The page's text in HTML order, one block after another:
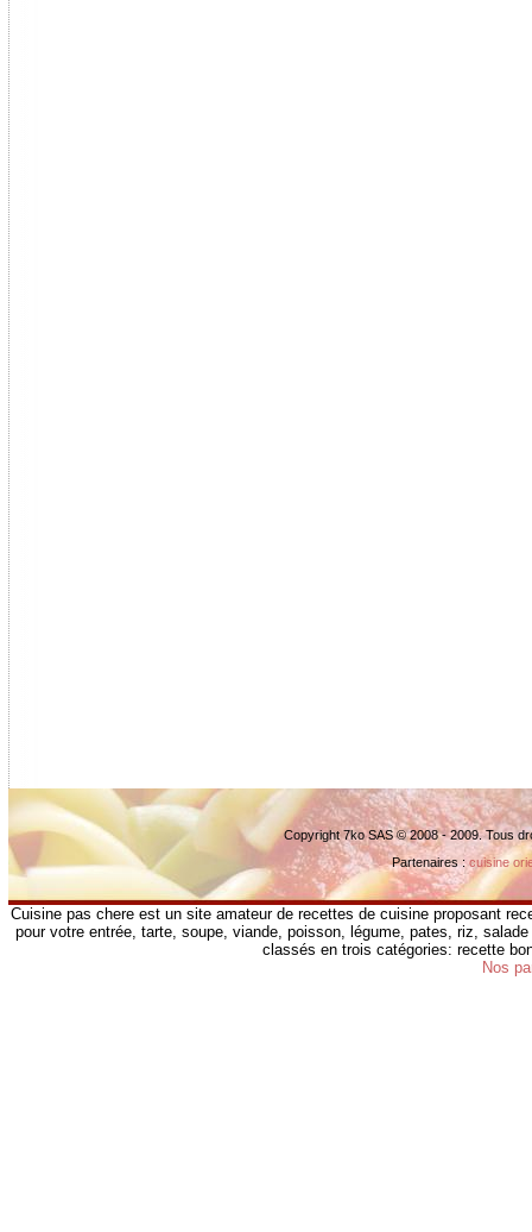
Copyright 7ko SAS © 2008 - 2009. Tous
Partenaires :cuisine
Cuisine pas chere est un site amateur de recettes de cuisine proposant
pour votre entrée, tarte, soupe, viande, poisson, légume, pates, riz,
classés en trois catégories: recette
Nos